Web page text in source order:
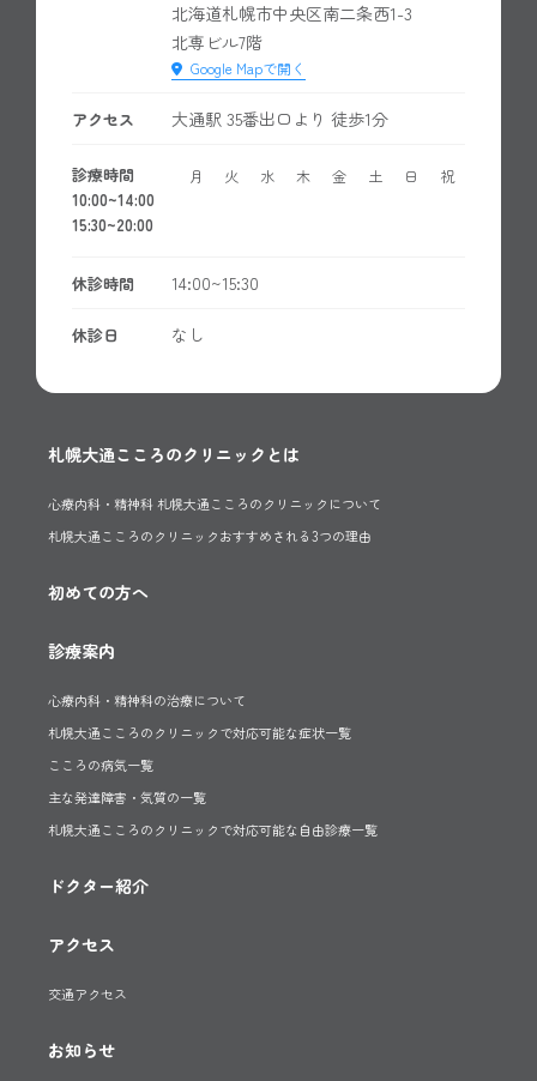
北海道札幌市中央区南二条西1-3
北専ビル7階
Google Mapで開く
アクセス 大通駅 35番出口より 徒歩1分
診療時間 月 火 水 木 金 土 日 祝
10:00~14:00
15:30~20:00
休診時間 14:00~15:30
休診日 なし
札幌大通こころのクリニックとは
心療内科・精神科 札幌大通こころのクリニックについて
札幌大通こころのクリニックおすすめされる3つの理由
初めての方へ
診療案内
心療内科・精神科の治療について
札幌大通こころのクリニックで対応可能な症状一覧
こころの病気一覧
主な発達障害・気質の一覧
札幌大通こころのクリニックで対応可能な自由診療一覧
ドクター紹介
アクセス
交通アクセス
お知らせ